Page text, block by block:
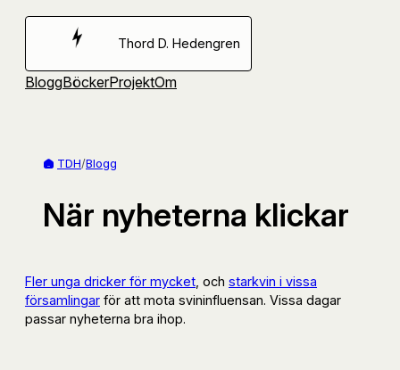
Hoppa
Thord D. Hedengren
BloggBöckerProjektOm
TDH/Blogg
När nyheterna klickar
Fler unga dricker för mycket , och starkvin i vissa
församlingar för att mota svininfluensan. Vissa dagar
passar nyheterna bra ihop.